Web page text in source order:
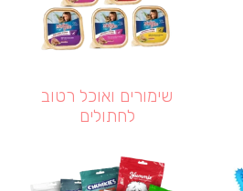
שימורים ואוכל רטוב
לחתולים